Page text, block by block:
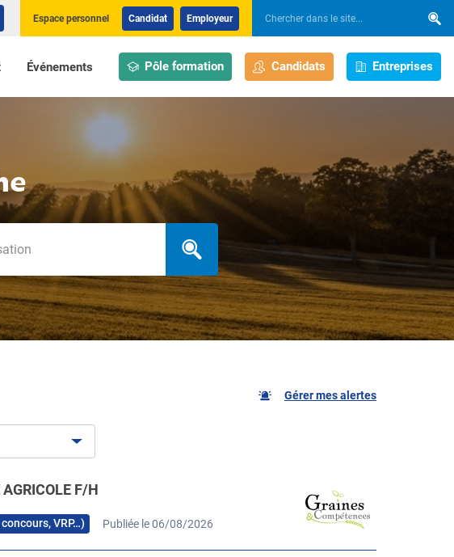
Événements Pôle formation Candidats Entreprises
Espace personnel Candidat Employeur
Gérer mes alertes
F/H
VRP…) Publiée le 06/08/2026